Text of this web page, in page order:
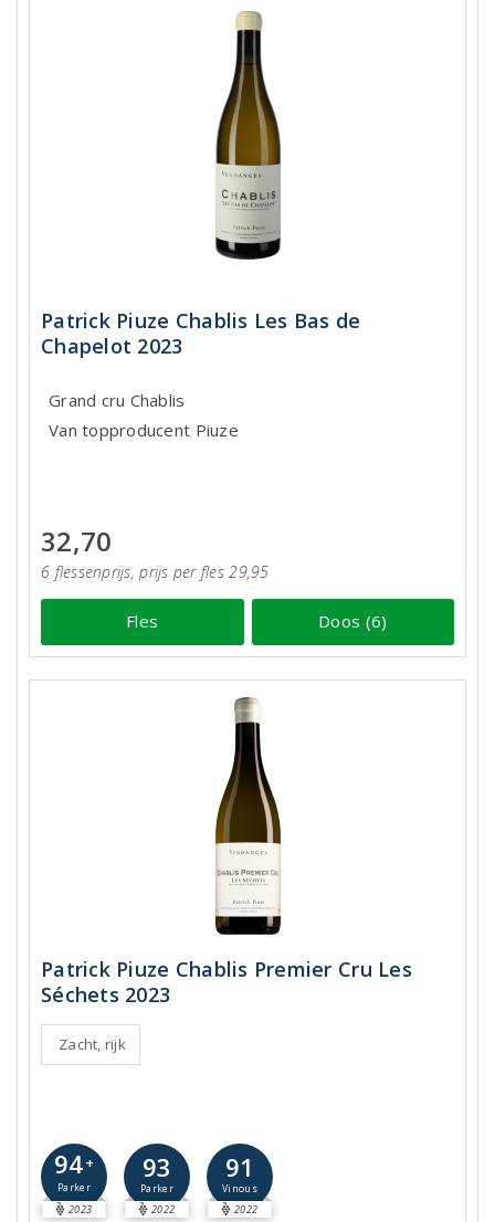
Patrick Piuze Chablis Les Bas de
Chapelot 2023
Grand cru Chablis
Van topproducent Piuze
32,70
6 flessenprijs, prijs per fles 29,95
Fles Doos (6)
Patrick Piuze Chablis Premier Cru Les
Séchets 2023
Zacht, rijk
94+
Parker
2023
93
Parker
2022
91
Vinous
2022